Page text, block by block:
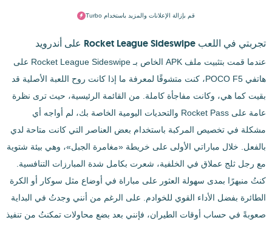
قم بإزالة الإعلانات والمزيد باستخدام Turbo
تجربتي في اللعب Rocket League Sideswipe على أندرويد
عندما قمت بتثبيت ملف APK الخاص بـ Rocket League Sideswipe على
هاتفي POCO F5، كنت متشوقًا لمعرفة ما إذا كانت روح اللعبة الأصلية قد
بقيت كما هي، وكانت مفاجأة كاملة. من القائمة الرئيسية، حيث ترى نظرة
عامة على Rocket Pass والتحديات اليومية الخاصة بك، لم أواجه أي
مشكلة في تخصيص المركبة باستخدام بعض العناصر التي كانت متاحة لدي
بالفعل. خلال مباراتي الأولى على خريطة «مغامرة الجبل»، وهي بيئة شتوية
مع رجل ثلج عملاق في الخلفية، شعرت بكامل شدة المبارزات التنافسية.
كنتُ منبهرًا بمدى سهولة العثور على مباراة في أوضاع مثل سوكار أو الكرة
الطائرة بفضل الأداء القوي للخوادم. على الرغم من أنني وجدتُ في البداية
صعوبةً في حساب أوقات الطيران، فإنني بعد بضع محاولات تمكنتُ من تنفيذ